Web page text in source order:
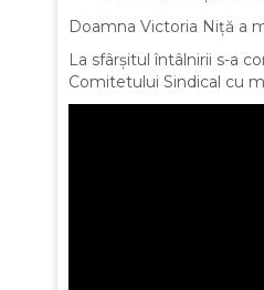
Doamna Victoria Niță a
La sfârșitul întâlnirii s-a
Comitetului Sindical cu